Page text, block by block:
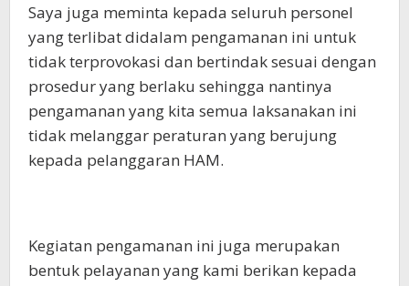
Saya juga meminta kepada seluruh personel
yang terlibat didalam pengamanan ini untuk
tidak terprovokasi dan bertindak sesuai dengan
prosedur yang berlaku sehingga nantinya
pengamanan yang kita semua laksanakan ini
tidak melanggar peraturan yang berujung
kepada pelanggaran HAM.
Kegiatan pengamanan ini juga merupakan
bentuk pelayanan yang kami berikan kepada